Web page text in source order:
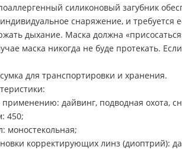
силиконовый загубник
снаряжение, и требуется
дыхание. Маска должна
маска никогда не буде протекать.
для транспортировки и хранения.
дайвинг, подводная охота,
450;
моностекольная;
корректирующих линз (диоптрий):